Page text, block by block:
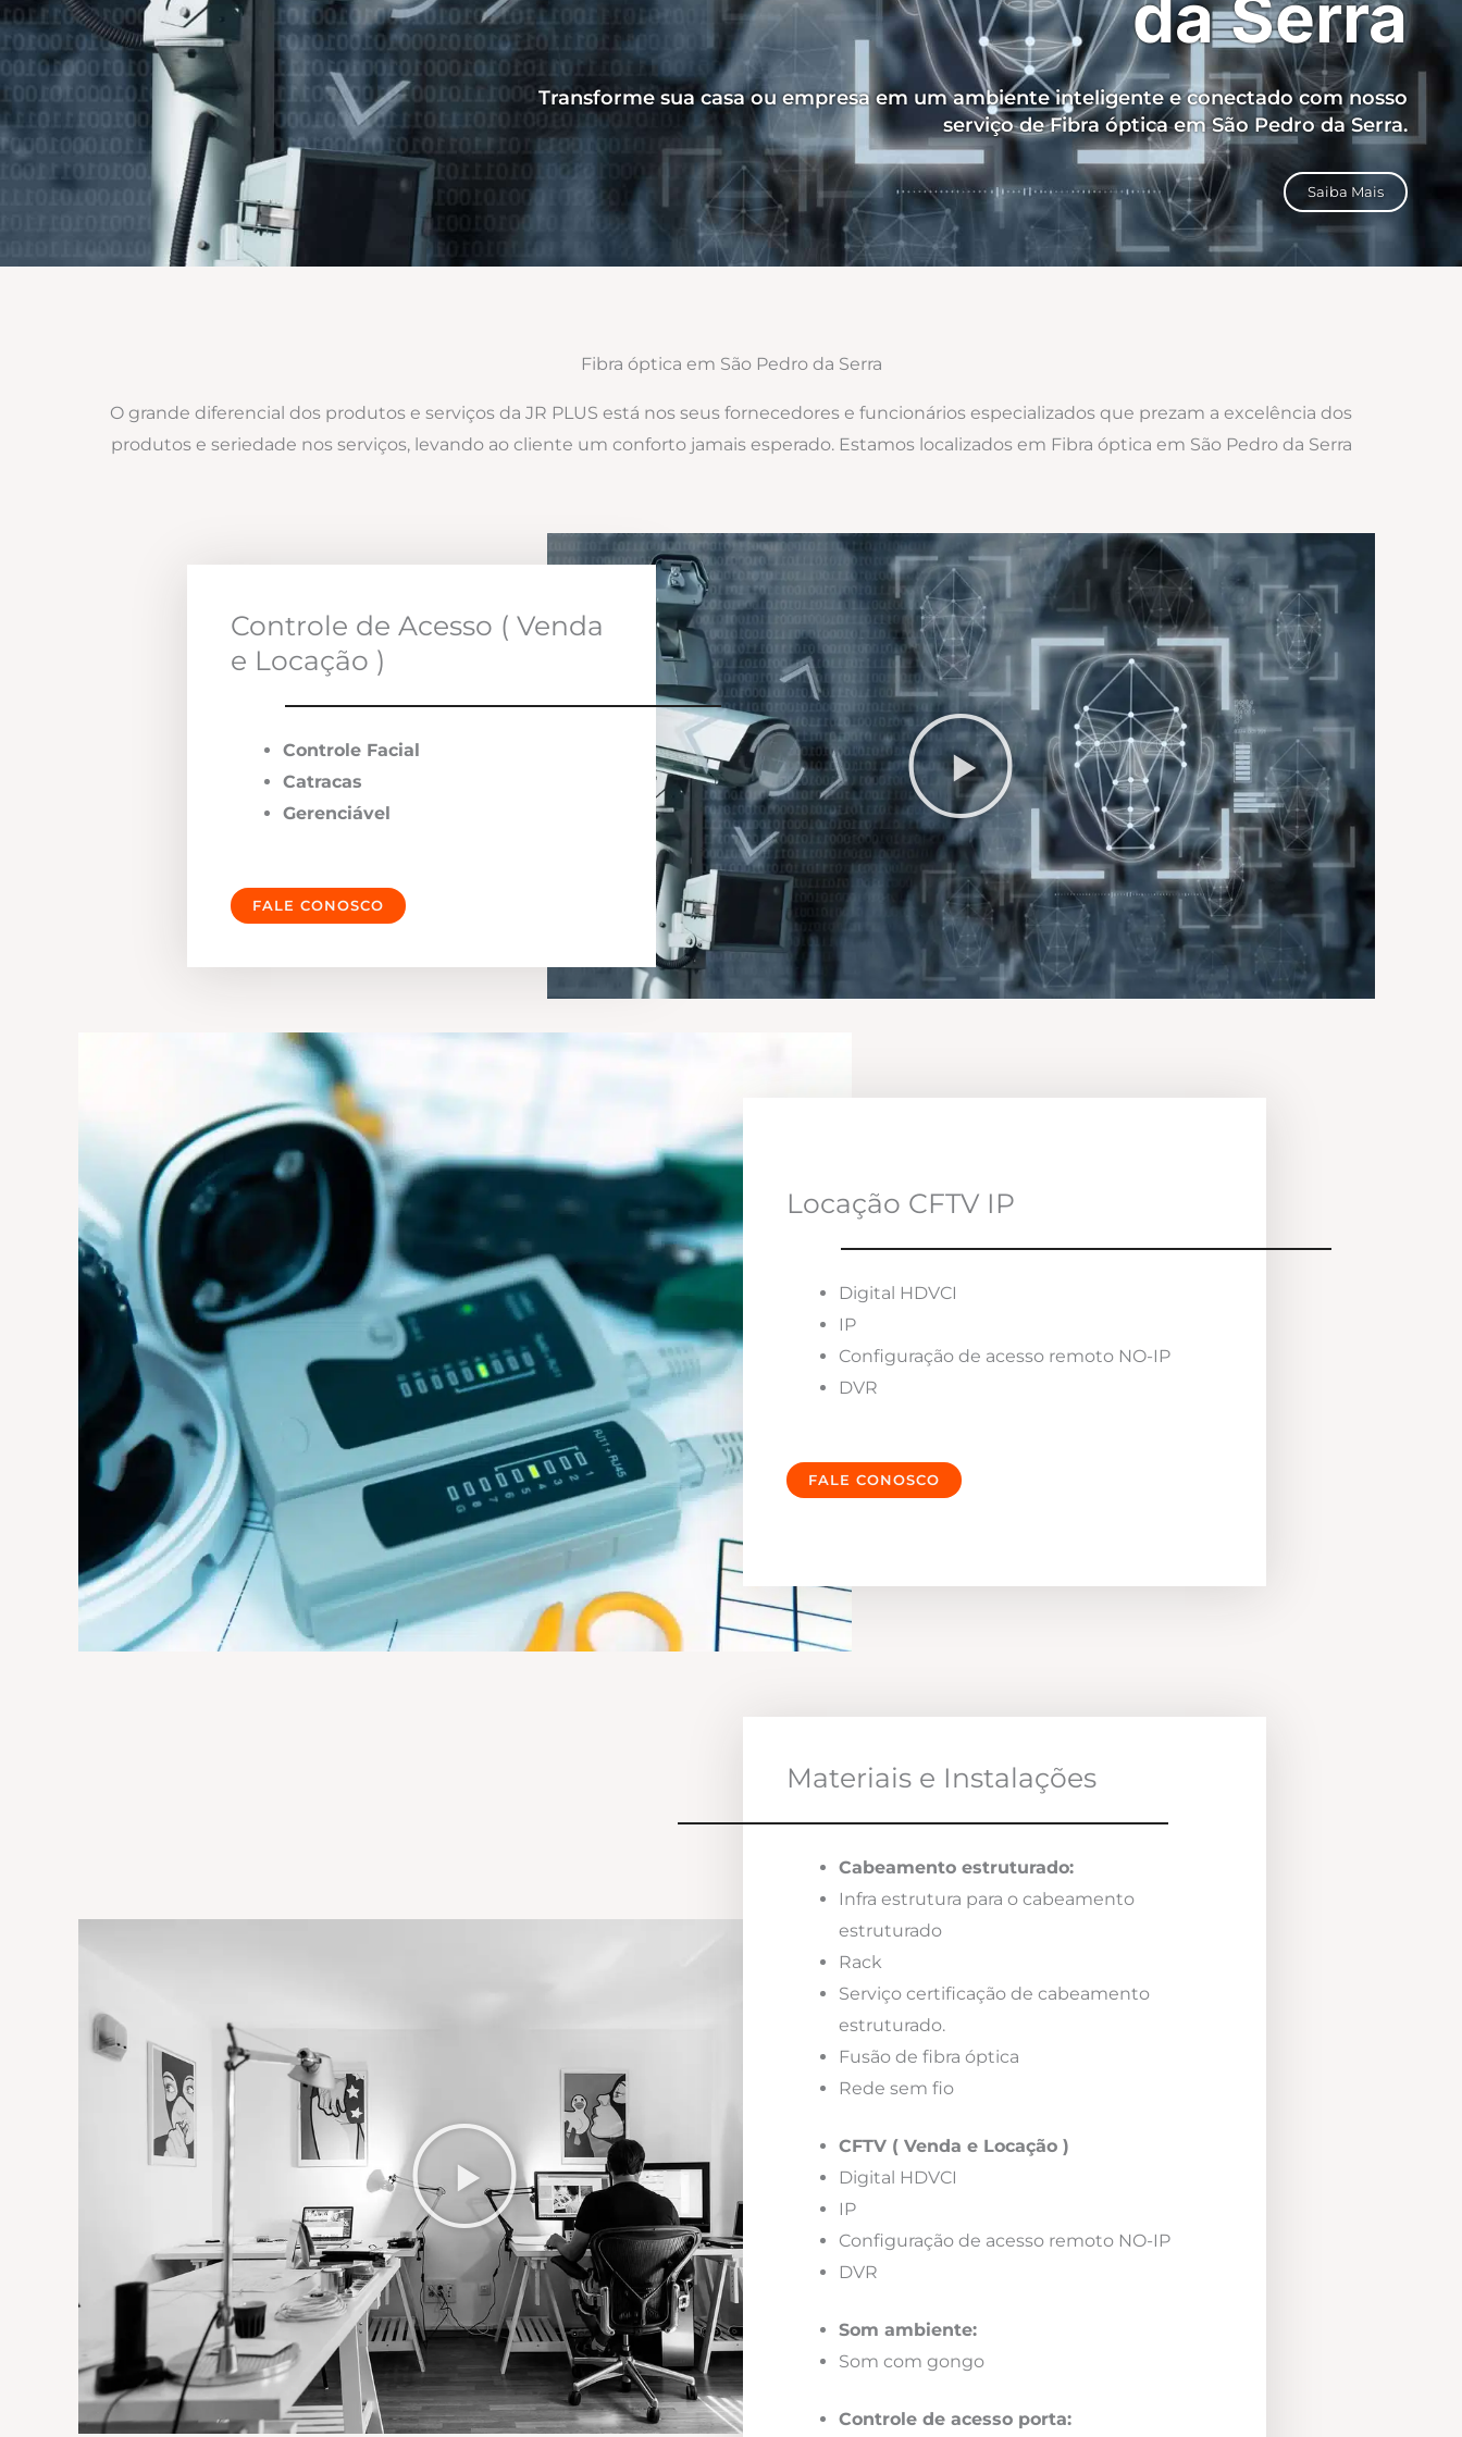
da Serra
Transforme sua casa ou empresa em um ambiente inteligente e conectado com nosso
serviço de Fibra óptica em São Pedro da Serra.
Saiba Mais
Fibra óptica em São Pedro da Serra
O grande diferencial dos produtos e serviços da JR PLUS está nos seus fornecedores e funcionários especializados que prezam a excelência dos
produtos e seriedade nos serviços, levando ao cliente um conforto jamais esperado. Estamos localizados em Fibra óptica em São Pedro da Serra
Controle de Acesso ( Venda
e Locação )
Controle Facial
Catracas
Gerenciável
FALE CONOSCO
Locação CFTV IP
Digital HDVCI
IP
Configuração de acesso remoto NO-IP
DVR
FALE CONOSCO
Materiais e Instalações
Cabeamento estruturado:
Infra estrutura para o cabeamento
estruturado
Rack
Serviço certificação de cabeamento
estruturado.
Fusão de fibra óptica
Rede sem fio
CFTV ( Venda e Locação )
Digital HDVCI
IP
Configuração de acesso remoto NO-IP
DVR
Som ambiente:
Som com gongo
Controle de acesso porta: